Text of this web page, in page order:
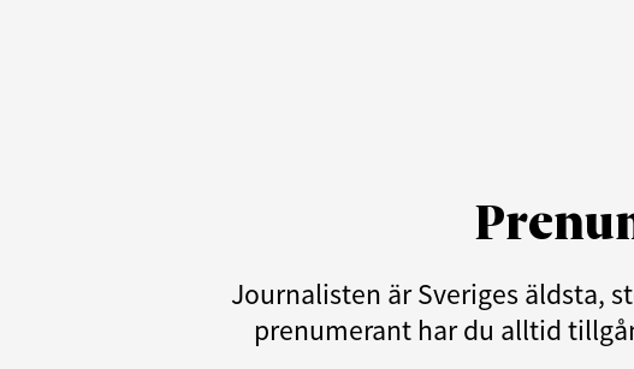
Journalisten är Sveriges äldsta,
prenumerant har du alltid